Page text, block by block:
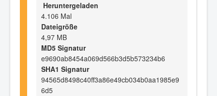
Heruntergeladen
4.106 Mal
Dateigröße
4,97 MB
MD5 Signatur
e9690ab8454a069d566b3d5b573234b6
SHA1 Signatur
94565d8498c40ff3a86e49cb034b0aa1985e9
6d5